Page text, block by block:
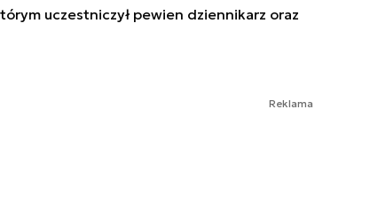
uczestniczył pewien dziennikarz oraz
Reklama